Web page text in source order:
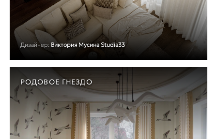
Дизайнер: Виктория Мусина Studia33
РОДОВОЕ ГНЕЗДО